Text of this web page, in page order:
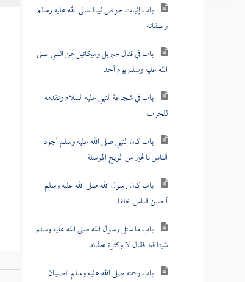
باب إثبات حوض نبينا صلى الله عليه وسلم
وصفاته
باب في قتال جبريل وميكائيل عن النبي صلى
الله عليه وسلم يوم أحد
باب في شجاعة النبي عليه السلام وتقدمه
للحرب
باب كان النبي صلى الله عليه وسلم أجود
الناس بالخير من الريح المرسلة
باب كان رسول الله صلى الله عليه وسلم
أحسن الناس خلقا
باب ما سئل رسول الله صلى الله عليه وسلم
شيئا قط فقال لا وكثرة عطائه
باب رحمته صلى الله عليه وسلم الصبيان